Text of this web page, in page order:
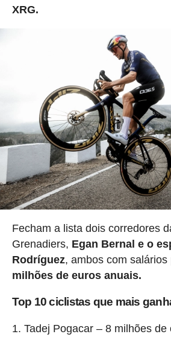
XRG.
Fecham a lista dois corredores
Grenadiers, Egan Bernal e o
Rodríguez, ambos com salários
milhões de euros anuais.
Top 10 ciclistas que mais
Tadej Pogacar – 8 milhões de